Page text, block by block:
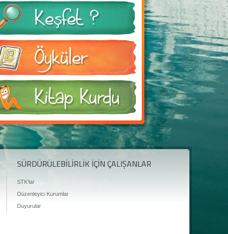
SÜRDÜRÜLEBİLİRLİK İÇİN ÇALIŞANLAR
STK'lar
Düzenleyici Kurumlar
Duyurular